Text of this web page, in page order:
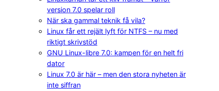
version 7.0 spelar roll
När ska gammal teknik få vila?
Linux får ett rejält lyft för NTFS – nu med
riktigt skrivstöd
GNU Linux-libre 7.0: kampen för en helt fri
dator
Linux 7.0 är här – men den stora nyheten är
inte siffran